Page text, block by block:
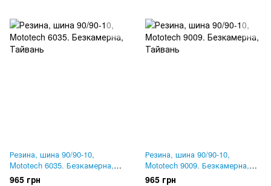
Резина, шина 90/90-10,
Mototech 6035. Безкамерна,
Тайвань
965 грн
Резина, шина 90/90-10,
Mototech 9009. Безкамерна,
Тайвань
965 грн